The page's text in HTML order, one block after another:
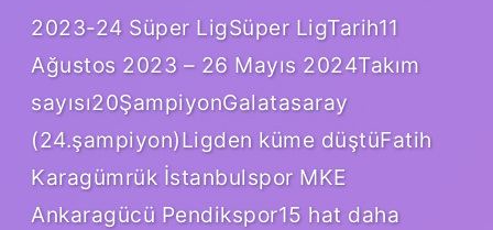
2023-24 Süper LigSüper LigTarih11
Ağustos 2023 – 26 Mayıs 2024Takım
sayısı20ŞampiyonGalatasaray
(24.şampiyon)Ligden küme düştüFatih
Karagümrük İstanbulspor MKE
Ankaragücü Pendikspor15 hat daha